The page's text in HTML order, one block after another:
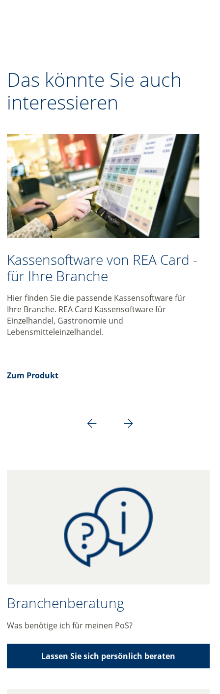
Das könnte Sie auch
interessieren
Kassensoftware von REA Card -
für Ihre Branche
Hier finden Sie die passende Kassensoftware für
Ihre Branche. REA Card Kassensoftware für
Einzelhandel, Gastronomie und
Lebensmitteleinzelhandel.
Zum Produkt
Branchenberatung
Was benötige ich für meinen PoS?
Lassen Sie sich persönlich beraten